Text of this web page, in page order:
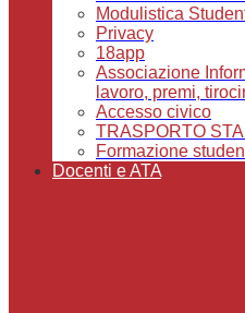
Modulistica
Privacy
18app
Associazione
lavoro, premi,
Accesso civico
TRASPORTO
Formazione
Docenti e ATA